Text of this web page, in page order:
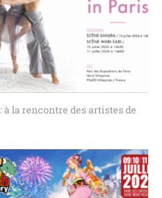
la rencontre des artistes de